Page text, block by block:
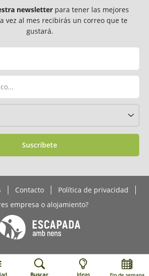
newsletterpara tener las mejores
vez al mes recibirás un correo que te
gustará.
Suscríbete
Contacto
Política de privacidad
empresa o alojamiento?
Buscar Ideas Fin de semana